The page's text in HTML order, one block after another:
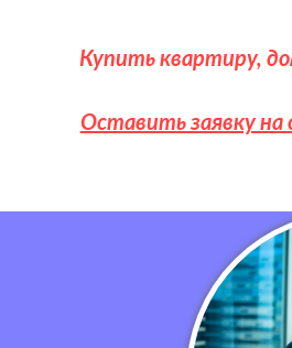
Купить квартиру,
Оставить заявку